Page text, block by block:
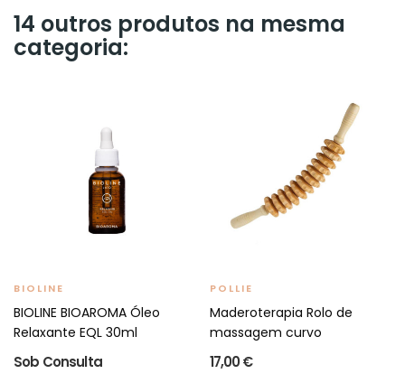
14 outros produtos na mesma
categoria:
BIOLINE
BIOLINE BIOAROMA Óleo
Relaxante EQL 30ml
Sob Consulta
POLLIE
Maderoterapia Rolo de
massagem curvo
17,00 €